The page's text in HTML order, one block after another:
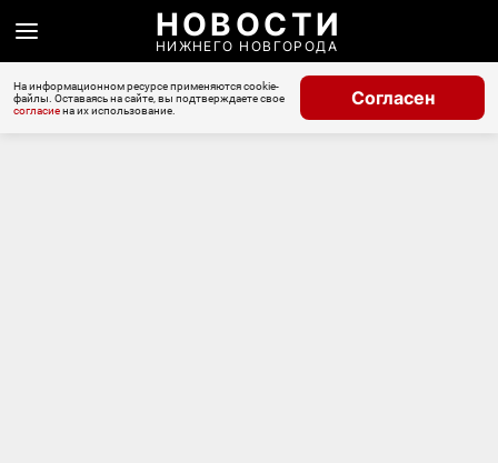
НОВОСТИ
НИЖНЕГО НОВГОРОДА
На информационном ресурсе применяются cookie-
файлы. Оставаясь на сайте, вы подтверждаете свое
согласиена их использование.
Согласен